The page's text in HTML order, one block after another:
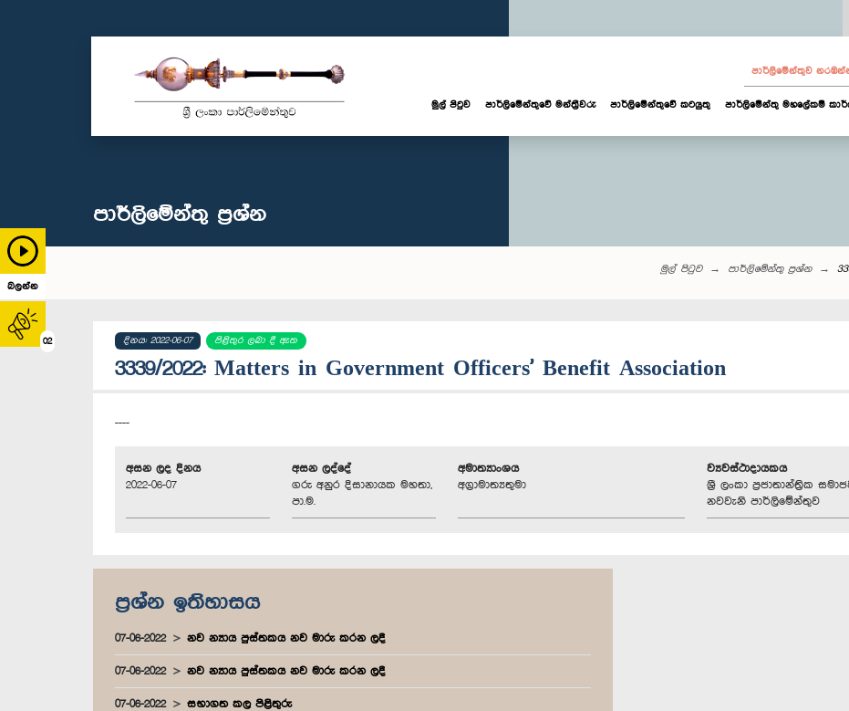
බලන්න
02
පාර්ලි‌මේන්තුව
මුල් පිටුව පාර්ලි‌මේන්තුවේ මන්ත්‍රීවරු පාර්ලිමේන්තුවේ කටයුතු පාර්ලිමේන්තු මහලේකම්
පාර්ලි‌මේන්තු‌ ප්‍රශ්න
මුල් පිටුව පාර්ලි‌මේන්තු‌ ප්‍රශ්න
දිනය: 2022-06-07 පිළිතුර ලබා දී ඇත
3339/2022: Matters in Government Officers' Benefit Association
----
අසන ලද දිනය
2022-06-07
අසන ලද්දේ
ගරු අනුර දිසානායක මහතා,
පා.ම.
අමාත්‍යාංශය
අග්‍රාමාත්‍යතුමා
ව්‍යවස්ථාදායකය
ශ්‍රී ලංකා ප්‍රජාතාන්ත්‍රික
නවවැනි පාර්ලිමේන්තුව
ප්‍රශ්න ඉතිහාසය
07-06-2022 නව න්‍යාය පුස්තකය නව මාරු කරන ලදී
07-06-2022 නව න්‍යාය පුස්තකය නව මාරු කරන ලදී
07-06-2022 සභාගත කල පිළිතුරු